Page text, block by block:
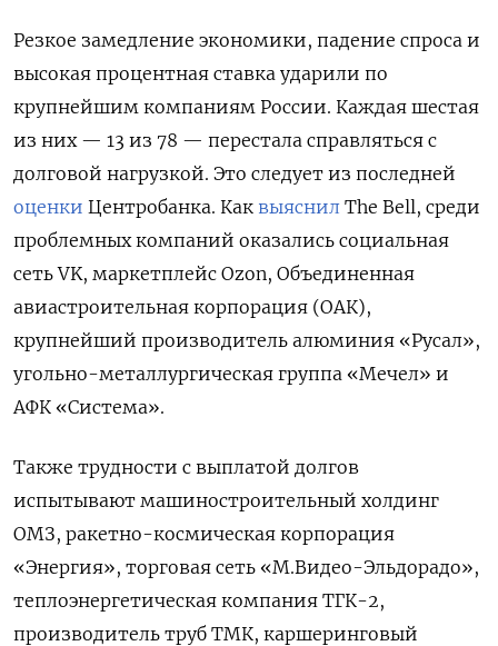
Резкое замедление экономики, падение спроса и
высокая процентная ставка ударили по
крупнейшим компаниям России. Каждая шестая
из них — 13 из 78 — перестала справляться с
долговой нагрузкой. Это следует из последней
оценки Центробанка. Как выяснил The Bell, среди
проблемных компаний оказались социальная
сеть VK, маркетплейс Ozon, Объединенная
авиастроительная корпорация (ОАК),
крупнейший производитель алюминия «Русал»,
угольно-металлургическая группа «Мечел» и
АФК «Система».
Также трудности с выплатой долгов
испытывают машиностроительный холдинг
ОМЗ, ракетно-космическая корпорация
«Энергия», торговая сеть «М.Видео-Эльдорадо»,
теплоэнергетическая компания ТГК-2,
производитель труб ТМК, каршеринговый